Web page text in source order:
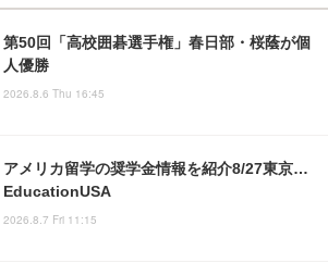
第50回「高校囲碁選手権」春日部・桜蔭が個
人優勝
2026.8.6 Thu 16:45
アメリカ留学の奨学金情報を紹介8/27東京…
EducationUSA
2026.8.7 Fri 11:15